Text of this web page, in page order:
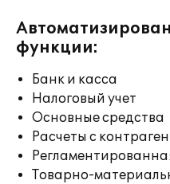
функции:
Банк и касса
Налоговый учет
Основные средства
Расчеты с
Товарно-